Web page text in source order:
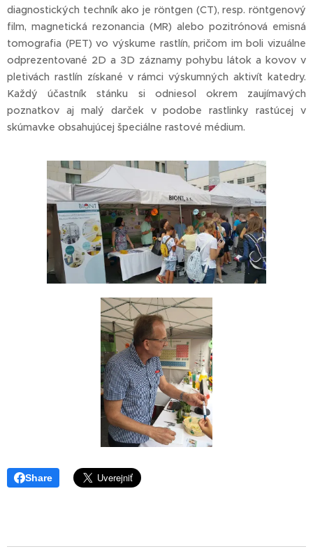
diagnostických techník ako je röntgen (CT), resp. röntgenový
film, magnetická rezonancia (MR) alebo pozitrónová emisná
tomografia (PET) vo výskume rastlín, pričom im boli vizuálne
odprezentované 2D a 3D záznamy pohybu látok a kovov v
pletivách rastlín získané v rámci výskumných aktivít katedry.
Každý účastník stánku si odniesol okrem zaujímavých
poznatkov aj malý darček v podobe rastlinky rastúcej v
skúmavke obsahujúcej špeciálne rastové médium.
Share